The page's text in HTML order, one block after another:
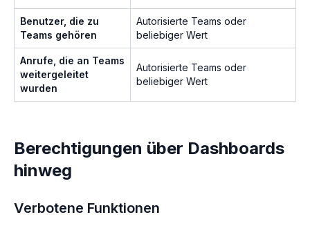
Benutzer, die zu
Teams gehören
Autorisierte Teams oder
beliebiger Wert
Anrufe, die an Teams
weitergeleitet
wurden
Autorisierte Teams oder
beliebiger Wert
Berechtigungen über Dashboards
hinweg
Verbotene Funktionen